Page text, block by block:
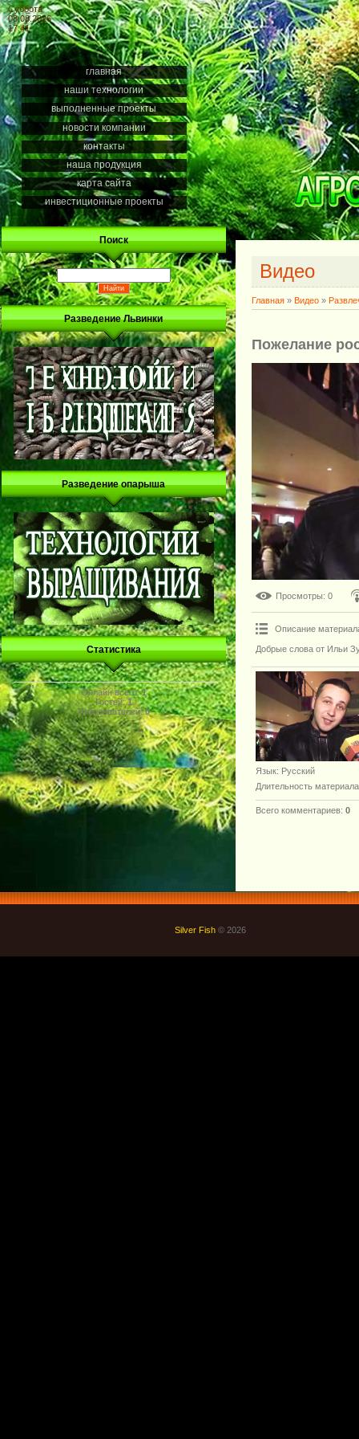
Суббота
08.08.2026
17:41
главная
наши технологии
выполненные проекты
новости компании
контакты
наша продукция
карта сайта
инвестиционные проекты
Поиск
Разведение Львинки
Разведение опарыша
Статистика
Онлайн всего:1
Гостей:1
Пользователей:0
Видео
Главная » Видео »
Пожелание
Просмотры: 0
Описание
Добрые слова от Ильи
Язык: Русский
Длительность материала
Всего комментариев: 0
Silver Fish © 2026